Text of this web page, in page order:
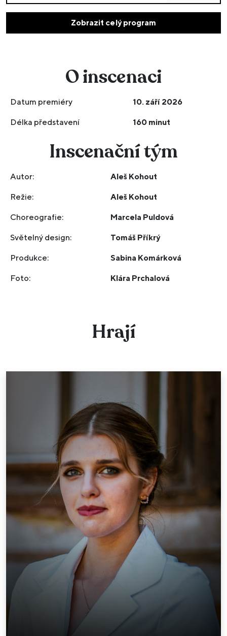
Zobrazit celý program
O inscenaci
Datum premiéry 10. září 2026
Délka představení 160 minut
Inscenační tým
Autor: Aleš Kohout
Režie: Aleš Kohout
Choreografie: Marcela Puldová
Světelný design: Tomáš Příkrý
Produkce: Sabina Komárková
Foto: Klára Prchalová
Hrají